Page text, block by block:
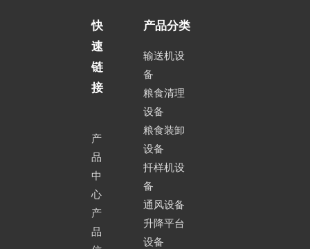
快
速
链
接
产
品
中
心
产
品
产品分类
输送机设
备
粮食清理
设备
粮食装卸
设备
扦样机设
备
通风设备
升降平台
设备